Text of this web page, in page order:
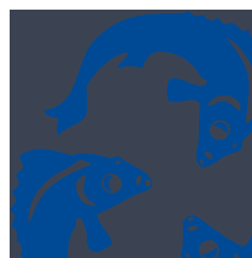
Skip to content